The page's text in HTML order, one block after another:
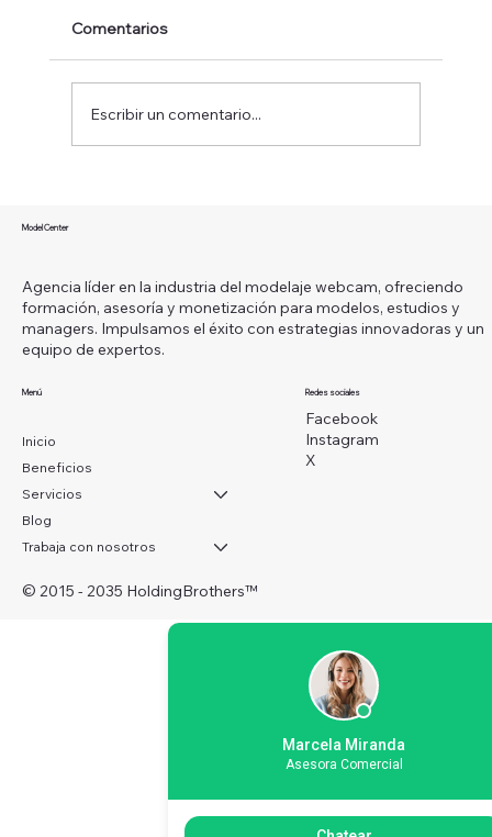
Comentarios
Escribir un comentario...
Model Center
Agencia líder en la industria del modelaje webcam, ofreciendo
formación, asesoría y monetización para modelos, estudios y
managers. Impulsamos el éxito con estrategias innovadoras y un
equipo de expertos.
Menú
Inicio
Beneficios
Servicios
Blog
Trabaja con nosotros
Redes sociales
Facebook
Instagram
X
© 2015 - 2035 HoldingBrothers™
Marcela Miranda
Asesora Comercial